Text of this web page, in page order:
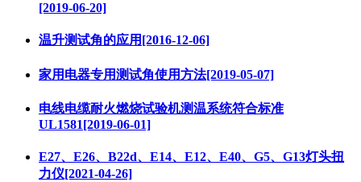
[2019-06-20]
温升测试角的应用[2016-12-06]
家用电器专用测试角使用方法[2019-05-07]
电线电缆耐火燃烧试验机测温系统符合标准
UL1581[2019-06-01]
E27、E26、B22d、E14、E12、E40、G5、G13灯头扭
力仪[2021-04-26]